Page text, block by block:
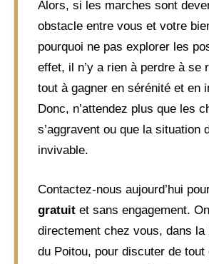
Alors, si les marches sont
obstacle entre vous et votre
pourquoi ne pas explorer les
effet, il n’y a rien à perdre à se
tout à gagner en sérénité et en
Donc, n’attendez plus que les
s’aggravent ou que la situation
invivable.
Contactez-nous aujourd’hui
gratuit et sans engagement.
directement chez vous, dans la
du Poitou, pour discuter de tout